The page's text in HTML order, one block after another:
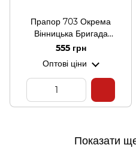
Прапор 703 Окрема
Вінницька Бригада
Підтримки ЗСУ (V-262-2)
555 грн
Оптові ціни
Показати